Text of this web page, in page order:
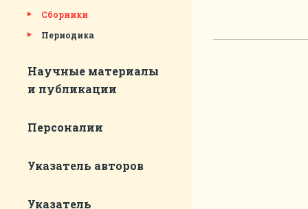
Сборники
Периодика
Научные материалы
и публикации
Персоналии
Указатель авторов
Указатель